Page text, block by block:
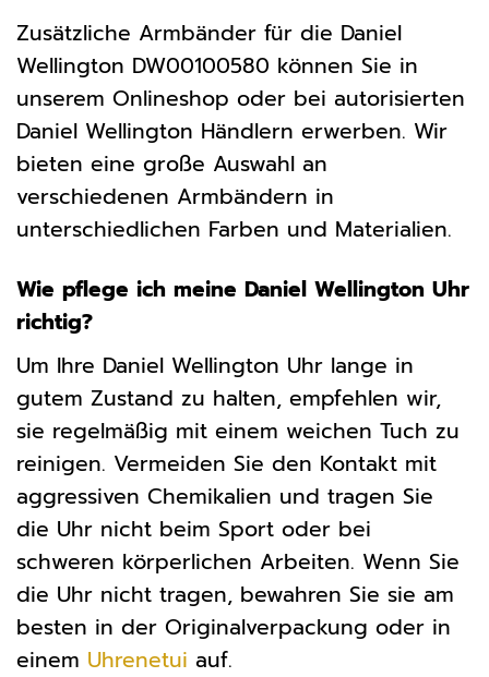
Zusätzliche Armbänder für die Daniel
Wellington DW00100580 können Sie in
unserem Onlineshop oder bei autorisierten
Daniel Wellington Händlern erwerben. Wir
bieten eine große Auswahl an
verschiedenen Armbändern in
unterschiedlichen Farben und Materialien.
Wie pflege ich meine Daniel Wellington Uhr
richtig?
Um Ihre Daniel Wellington Uhr lange in
gutem Zustand zu halten, empfehlen wir,
sie regelmäßig mit einem weichen Tuch zu
reinigen. Vermeiden Sie den Kontakt mit
aggressiven Chemikalien und tragen Sie
die Uhr nicht beim Sport oder bei
schweren körperlichen Arbeiten. Wenn Sie
die Uhr nicht tragen, bewahren Sie sie am
besten in der Originalverpackung oder in
einem Uhrenetui auf.